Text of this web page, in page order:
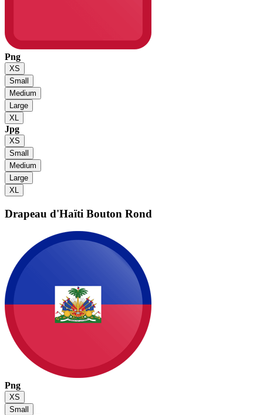
Png
XS
Small
Medium
Large
XL
Jpg
XS
Small
Medium
Large
XL
Drapeau d'Haïti Bouton Rond
Png
XS
Small